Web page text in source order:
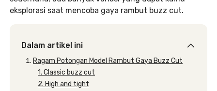
eksplorasi saat mencoba gaya rambut buzz cut.
Dalam artikel ini
Ragam Potongan Model Rambut Gaya Buzz Cut
1. Classic buzz cut
2. High and tight